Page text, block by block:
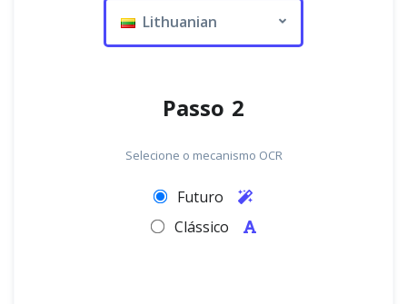
Lithuanian
Passo 2
Selecione o mecanismo OCR
Futuro
Clássico